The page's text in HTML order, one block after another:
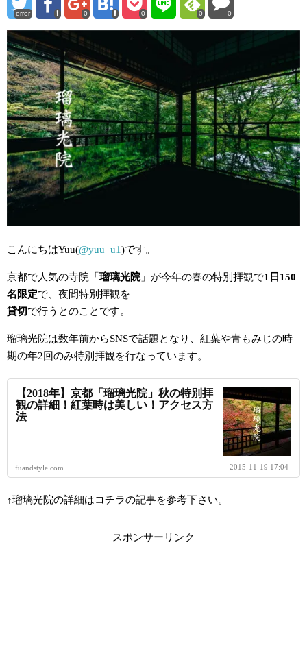
error 0 0 0 0
こんにちはYuu(@yuu_u1)です。
京都で人気の寺院「 瑠璃光院」が今年の春の特別拝観で1日150
名限定で、夜間特別拝観を
貸切で行うとのことです。
瑠璃光院は数年前からSNSで話題となり、紅葉や青もみじの時
期の年2回のみ特別拝観を行なっています。
【2018年】京都「瑠璃光院」秋の特別拝
観の詳細！紅葉時は美しい！アクセス方
法
fuandstyle.com 2015-11-19 17:04
↑瑠璃光院の詳細はコチラの記事を参考下さい。
スポンサーリンク